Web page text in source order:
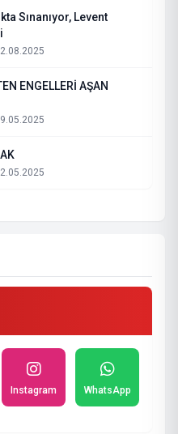
ENGELLERİ AŞAN
Instagram WhatsApp